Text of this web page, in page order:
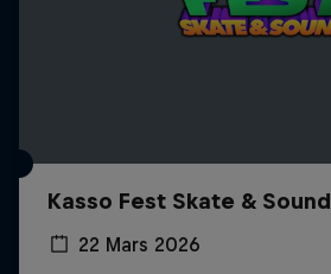
Kasso Fest Skate & Sound
22 Mars 2026